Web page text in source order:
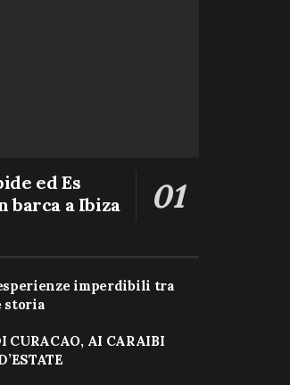
ed Es
barca a Ibiza
imperdibili tra
storia
CURACAO, AI CARAIBI